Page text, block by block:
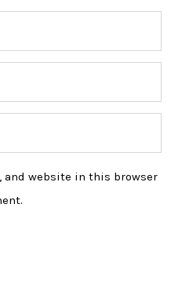
and website in this browser